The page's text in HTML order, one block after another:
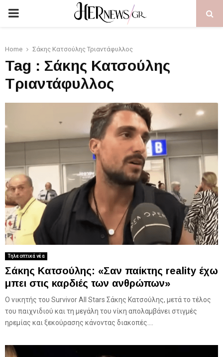
PRIMARY
Home Σάκης Κατσούλης Τριαντάφυλλος
Tag : Σάκης Κατσούλης
Τριαντάφυλλος
Τηλεοπτικά νέα
Σάκης Κατσούλης: «Σαν παίκτης reality έχω
μπει στις καρδιές των ανθρώπων»
Ο νικητής του Survivor All Stars Σάκης Κατσούλης, μετά το τέλος
του παιχνιδιού και τη μεγάλη του νίκη απολαμβάνει στιγμές
ηρεμίας και ξεκούρασης κάνοντας διακοπές....